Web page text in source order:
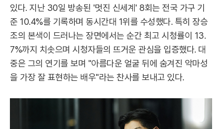
있다. 지난 30일 방송된 '멋진 신세계' 8회는 전국 가구 기
준 10.4%를 기록하며 동시간대 1위를 수성했다. 특히 장승
조의 본색이 드러나는 장면에서는 순간 최고 시청률이 13.
7%까지 치솟으며 시청자들의 뜨거운 관심을 입증했다. 대
중은 그의 연기를 보며 "아름다운 얼굴 뒤에 숨겨진 악마성
을 가장 잘 표현하는 배우"라는 찬사를 보내고 있다.